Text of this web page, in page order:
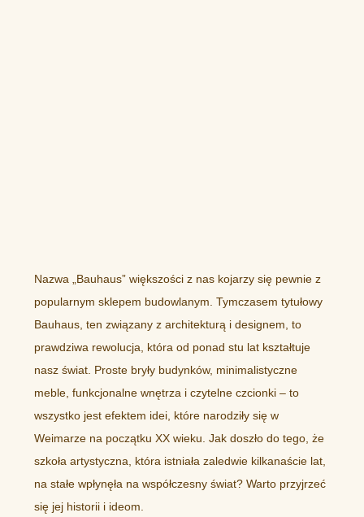
Nazwa „Bauhaus” większości z nas kojarzy się pewnie z
popularnym sklepem budowlanym. Tymczasem tytułowy
Bauhaus, ten związany z architekturą i designem, to
prawdziwa rewolucja, która od ponad stu lat kształtuje
nasz świat. Proste bryły budynków, minimalistyczne
meble, funkcjonalne wnętrza i czytelne czcionki – to
wszystko jest efektem idei, które narodziły się w
Weimarze na początku XX wieku. Jak doszło do tego, że
szkoła artystyczna, która istniała zaledwie kilkanaście lat,
na stałe wpłynęła na współczesny świat? Warto przyjrzeć
się jej historii i ideom.